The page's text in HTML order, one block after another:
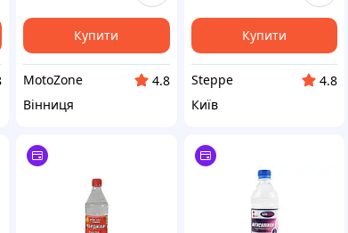
Купити
MotoZone
4.8
Вінниця
Купити
Steppe
4.8
Київ